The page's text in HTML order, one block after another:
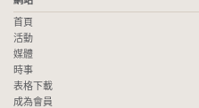
首頁
活動
媒體
時事
表格下載
成為會員